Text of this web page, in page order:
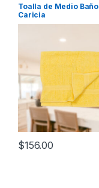
Toalla de Medio Baño
Caricia
$156.00